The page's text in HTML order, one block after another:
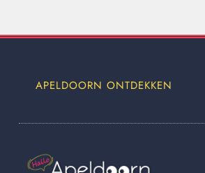
APELDOORN ONTDEKKEN